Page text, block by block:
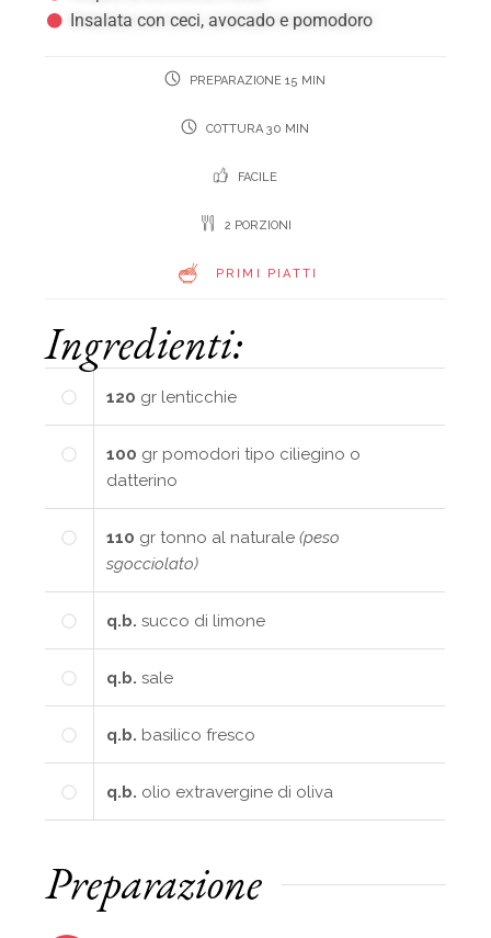
Insalata con ceci, avocado e pomodoro
PREPARAZIONE 15 MIN
COTTURA 30 MIN
FACILE
2 PORZIONI
PRIMI PIATTI
Ingredienti:
120 gr lenticchie
100 gr pomodori tipo ciliegino o
datterino
110 gr tonno al naturale(peso
sgocciolato)
q.b. succo di limone
q.b. sale
q.b. basilico fresco
q.b. olio extravergine di oliva
Preparazione